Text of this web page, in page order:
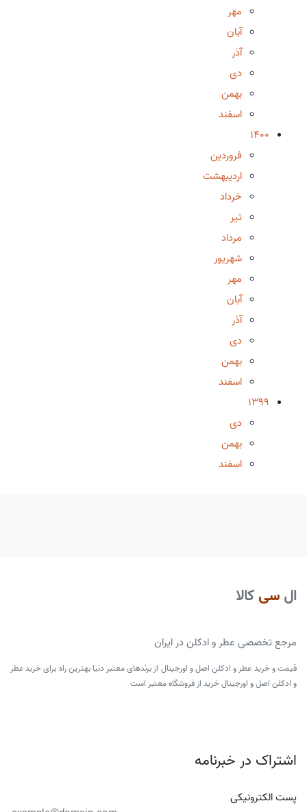
مهر
آبان
آذر
دی
بهمن
اسفند
1400
فروردین
اردیبهشت
خرداد
تیر
مرداد
شهریور
مهر
آبان
آذر
دی
بهمن
اسفند
1399
دی
بهمن
اسفند
ال سی کالا
مرجع تخصصی عطر و ادکلن در ایران
قیمت و خرید عطر و ادکلن اصل و اورجینال از برندهای معتبر دنیا بهترین راه برای خرید عطر
و ادکلن اصل و اورجینال خرید از فروشگاه معتبر است
اشتراک در خبرنامه
پست الکترونیکی